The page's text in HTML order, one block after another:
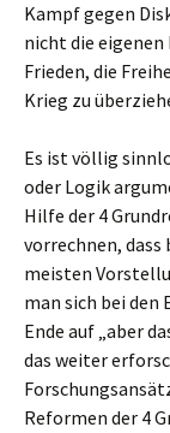
Kampf gegen
nicht die
Frieden, die
Krieg zu
Es ist völlig
oder Logik
Hilfe der 4
vorrechnen, dass
meisten
man sich bei
Ende auf „aber
das weiter
Reformen der 4